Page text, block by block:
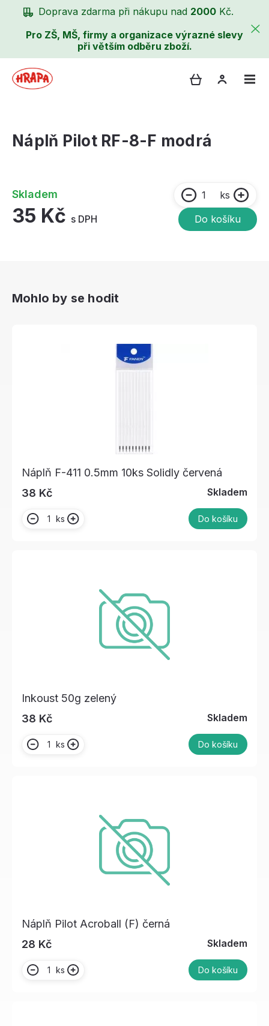
Doprava zdarma při nákupu nad 2000 Kč.
Pro ZŠ, MŠ, firmy a organizace výrazné slevy
při větším odběru zboží.
Náplň Pilot RF-8-F modrá
Skladem
35 Kč s DPH
ks
Do košíku
Mohlo by se hodit
Náplň F-411 0.5mm 10ks Solidly červená
38 Kč
Skladem
ks Do košíku
Inkoust 50g zelený
38 Kč
Skladem
ks Do košíku
Náplň Pilot Acroball (F) černá
28 Kč
Skladem
ks Do košíku